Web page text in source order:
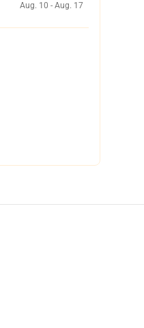
Aug. 10 - Aug. 17